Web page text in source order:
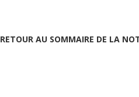
RETOUR AU SOMMAIRE DE LA